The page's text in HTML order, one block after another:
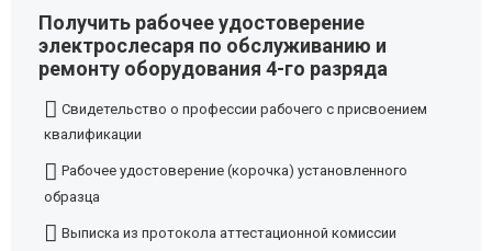
Получить рабочее удостоверение
электрослесаря по обслуживанию и
ремонту оборудования 4-го разряда
Свидетельство о профессии рабочего с присвоением
квалификации
Рабочее удостоверение (корочка) установленного
образца
Выписка из протокола аттестационной комиссии